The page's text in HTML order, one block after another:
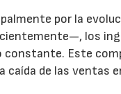
por la
los
Este
caída de las ventas